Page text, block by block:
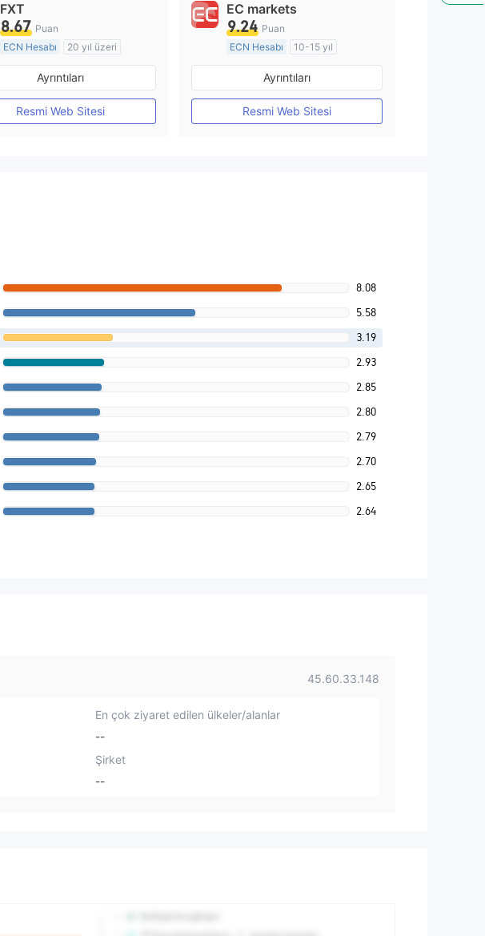
FXT
8.67 Puan
ECN Hesabı
20 yıl üzeri
Düzenleyici Ülke/Bölge: Avustralya
Pazar Yapıcılık (MM)
MT4 Tam Lisans
Ayrıntıları
Resmi Web Sitesi
EC markets
9.24 Puan
ECN Hesabı
10-15 yıl
Düzenleyici Ülke/Bölge: Avustralya
Pazar Yapıcılık (MM)
MT4 Tam Lisans
Ayrıntıları
Resmi Web Sitesi
8.08
5.58
3.19
2.93
2.85
2.80
2.79
2.70
2.65
2.64
45.60.33.148
En çok ziyaret edilen ülkeler/alanlar
--
Şirket
--